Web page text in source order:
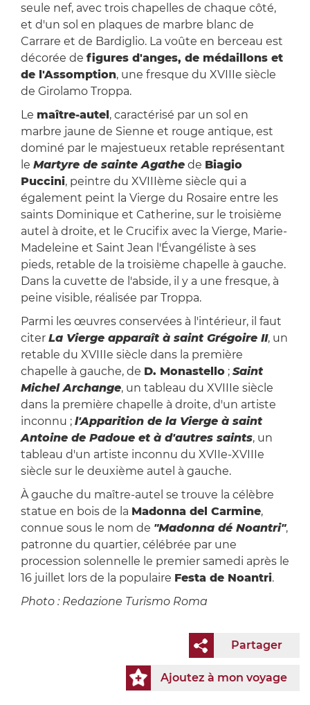
seule nef, avec trois chapelles de chaque côté,
et d'un sol en plaques de marbre blanc de
Carrare et de Bardiglio. La voûte en berceau est
décorée de figures d'anges, de médaillons et
de l'Assomption, une fresque du XVIIIe siècle
de Girolamo Troppa.
Le maître-autel , caractérisé par un sol en
marbre jaune de Sienne et rouge antique, est
dominé par le majestueux retable représentant
le Martyre de sainte Agathede Biagio
Puccini, peintre du XVIIIème siècle qui a
également peint la Vierge du Rosaire entre les
saints Dominique et Catherine, sur le troisième
autel à droite, et le Crucifix avec la Vierge, Marie-
Madeleine et Saint Jean l'Évangéliste à ses
pieds, retable de la troisième chapelle à gauche.
Dans la cuvette de l'abside, il y a une fresque, à
peine visible, réalisée par Troppa.
Parmi les œuvres conservées à l'intérieur, il faut
citer La Vierge apparaît à saint Grégoire II, un
retable du XVIIIe siècle dans la première
chapelle à gauche, de D. Monastello; Saint
Michel Archange, un tableau du XVIIIe siècle
dans la première chapelle à droite, d'un artiste
inconnu ; l'Apparition de la Vierge à saint
Antoine de Padoue et à d'autres saints, un
tableau d'un artiste inconnu du XVIIe-XVIIIe
siècle sur le deuxième autel à gauche.
À gauche du maître-autel se trouve la célèbre
statue en bois de la Madonna del Carmine,
connue sous le nom de "Madonna dé Noantri",
patronne du quartier, célébrée par une
procession solennelle le premier samedi après le
16 juillet lors de la populaire Festa de Noantri.
Photo : Redazione Turismo Roma
Partager
Ajoutez à mon voyage